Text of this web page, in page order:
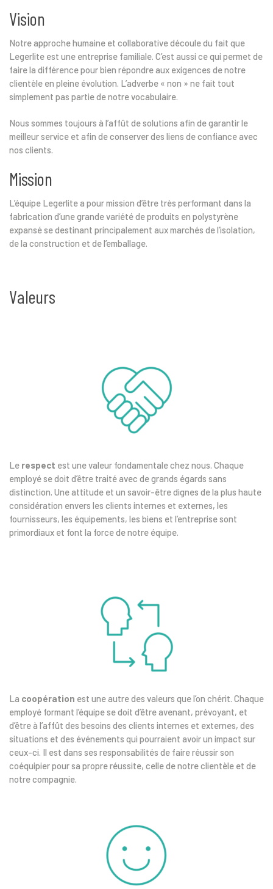
Vision
Notre approche humaine et collaborative découle du fait que
Legerlite est une entreprise familiale. C’est aussi ce qui permet de
faire la différence pour bien répondre aux exigences de notre
clientèle en pleine évolution. L’adverbe « non » ne fait tout
simplement pas partie de notre vocabulaire.
Nous sommes toujours à l’affût de solutions afin de garantir le
meilleur service et afin de conserver des liens de confiance avec
nos clients.
Mission
L’équipe Legerlite a pour mission d’être très performant dans la
fabrication d’une grande variété de produits en polystyrène
expansé se destinant principalement aux marchés de l’isolation,
de la construction et de l’emballage.
Valeurs
Le respect est une valeur fondamentale chez nous. Chaque
employé se doit d’être traité avec de grands égards sans
distinction. Une attitude et un savoir-être dignes de la plus haute
considération envers les clients internes et externes, les
fournisseurs, les équipements, les biens et l’entreprise sont
primordiaux et font la force de notre équipe.
La coopération est une autre des valeurs que l’on chérit. Chaque
employé formant l’équipe se doit d’être avenant, prévoyant, et
d’être à l’affût des besoins des clients internes et externes, des
situations et des événements qui pourraient avoir un impact sur
ceux-ci. Il est dans ses responsabilités de faire réussir son
coéquipier pour sa propre réussite, celle de notre clientèle et de
notre compagnie.